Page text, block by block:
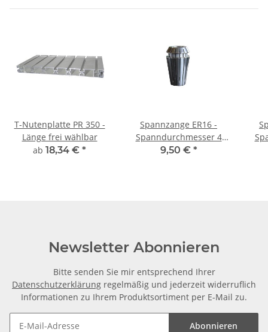
T-Nutenplatte PR 350 -
Länge frei wählbar
ab 18,34 € *
Spannzange ER16 -
Spanndurchmesser 4
mm
9,50 € *
Newsletter Abonnieren
Bitte senden Sie mir entsprechend Ihrer
Datenschutzerklärung regelmäßig und jederzeit widerruflich
Informationen zu Ihrem Produktsortiment per E-Mail zu.
Abonnieren